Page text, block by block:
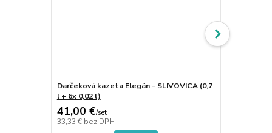
Darčeková kazeta Elegán - SLIVOVICA (0,7
l + 6x 0,02 l)
41,00 €/set
33,33 € bez DPH